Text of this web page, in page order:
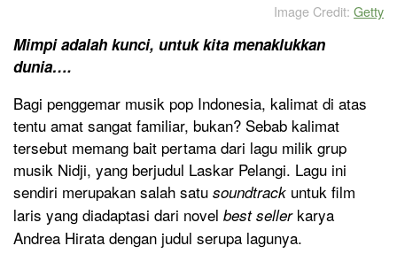
Image Credit: Getty
Mimpi adalah kunci, untuk kita menaklukkan
dunia….
Bagi penggemar musik pop Indonesia, kalimat di atas
tentu amat sangat familiar, bukan? Sebab kalimat
tersebut memang bait pertama dari lagu milik grup
musik Nidji, yang berjudul Laskar Pelangi. Lagu ini
sendiri merupakan salah satu soundtrack untuk film
laris yang diadaptasi dari novel best sellerkarya
Andrea Hirata dengan judul serupa lagunya.